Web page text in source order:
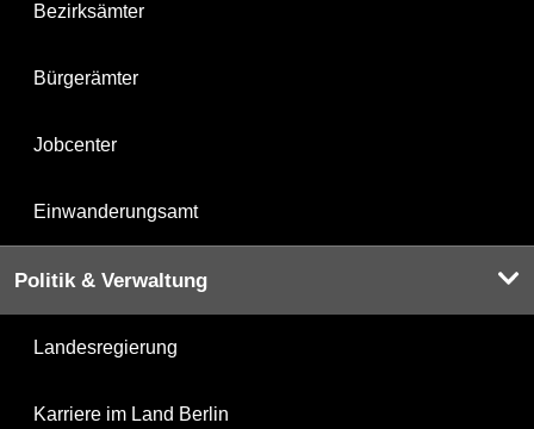
Bezirksämter
Bürgerämter
Jobcenter
Einwanderungsamt
Politik & Verwaltung
Landesregierung
Karriere im Land Berlin